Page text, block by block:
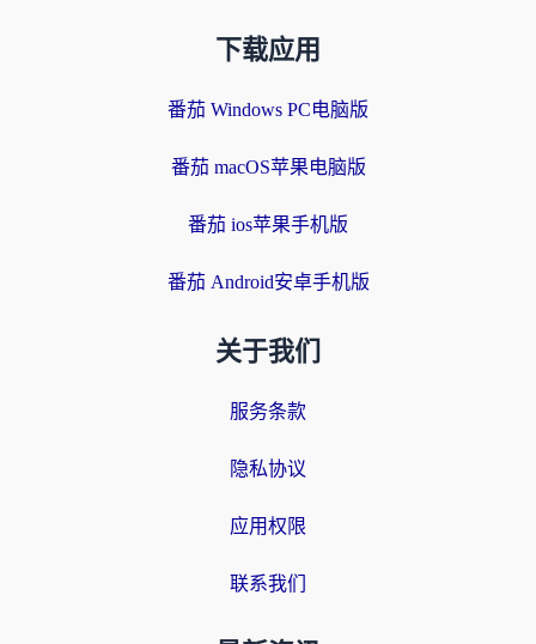
下载应用
番茄 Windows PC电脑版
番茄 macOS苹果电脑版
番茄 ios苹果手机版
番茄 Android安卓手机版
关于我们
服务条款
隐私协议
应用权限
联系我们